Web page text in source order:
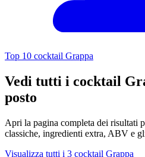
Top 10 cocktail Grappa
Vedi tutti i cocktail
posto
Apri la pagina completa dei risultati
classiche, ingredienti extra, ABV e
Visualizza tutti i 3 cocktail Grappa